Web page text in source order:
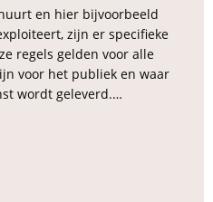
en hier bijvoorbeeld
zijn er specifieke
regels gelden voor alle
voor het publiek en waar
wordt geleverd.…